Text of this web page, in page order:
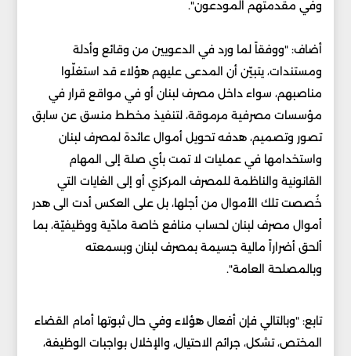
وفي مقدمتهم المودعون".
أضاف: "ووفقاً لما ورد في الدعويين من وقائع وأدلة
ومستندات، يتبيّن أن المدعى عليهم هؤلاء قد استغلّوا
مناصبهم، سواء داخل مصرف لبنان أو في مواقع قرار في
مؤسسات مصرفية مرموقة، لتنفيذ مخطط منسق عن سابق
تصور وتصميم، هدفه تحويل أموال عائدة لمصرف لبنان
واستخدامها في عمليات لا تمت بأي صلة إلى المهام
القانونية والناظمة للمصرف المركزي أو إلى الغايات التي
خُصصت تلك الأموال من أجلها، بل على العكس أدت الى هدر
أموال مصرف لبنان لحساب منافع خاصة مادّية ووظيفيّة، بما
ألحق أضراراً مالية جسيمة بمصرف لبنان وبسمعته
وبالمصلحة العامة".
تابع: "وبالتالي فإن أفعال هؤلاء وفي حال ثبوتها أمام القضاء
المختص، تشكل، جرائم الاحتيال، والإخلال بواجبات الوظيفة،